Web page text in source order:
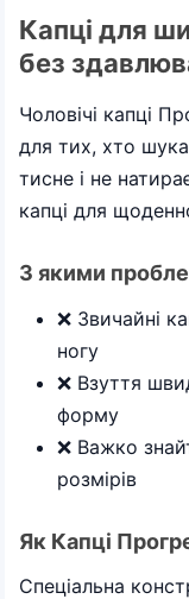
Капці для
без
Чоловічі капці
для тих, хто
тисне і не
капці для
З якими
❌ Звичайні
ногу
❌ Взуття
форму
❌ Важко
розмірів
Як Капці
Спеціальна